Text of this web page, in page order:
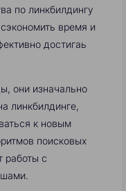
по линкбилдингу
время и
достигаь
они изначально
линкбилдинге,
к новым
поисковых
работы с